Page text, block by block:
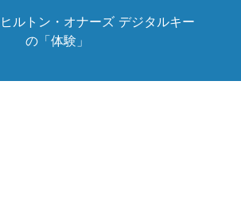
ヒルトン・オナーズ
の「体験」
デジタルキー